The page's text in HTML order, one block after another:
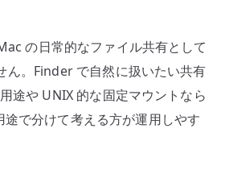
の日常的なファイル共有として
ん。Finder で自然に扱いたい共有
途や UNIX 的な固定マウントなら
途で分けて考える方が運用しやす